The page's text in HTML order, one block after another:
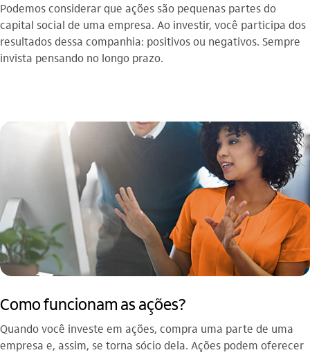
Podemos considerar que ações são pequenas partes do
capital social de uma empresa. Ao investir, você participa dos
resultados dessa companhia: positivos ou negativos. Sempre
invista pensando no longo prazo.
Como funcionam as ações?
Quando você investe em ações, compra uma parte de uma
empresa e, assim, se torna sócio dela. Ações podem oferecer